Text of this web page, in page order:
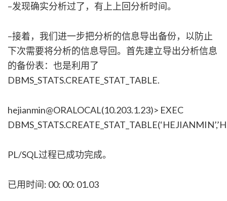
–发现确实分析过了，有上上回分析时间。
–接着，我们进一步把分析的信息导出备份，以防止
下次需要将分析的信息导回。首先建立导出分析信息
的备份表：也是利用了
DBMS_STATS.CREATE_STAT_TABLE.
hejianmin@ORALOCAL(10.203.1.23)> EXEC
PL/SQL过程已成功完成。
已用时间: 00: 00: 01.03